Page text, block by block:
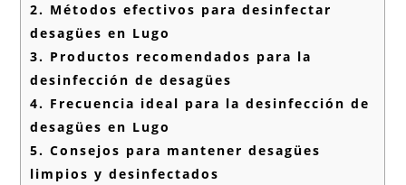
2. Métodos efectivos para desinfectar
desagües en Lugo
3. Productos recomendados para la
desinfección de desagües
4. Frecuencia ideal para la desinfección de
desagües en Lugo
5. Consejos para mantener desagües
limpios y desinfectados